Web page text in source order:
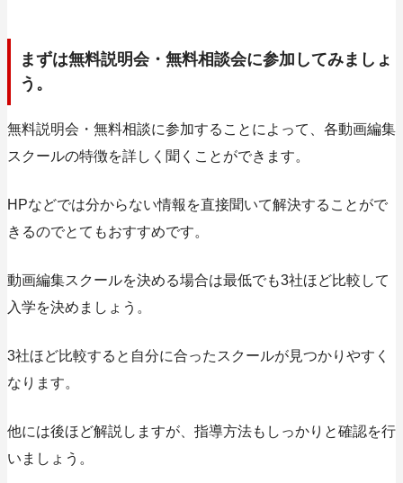
まずは無料説明会・無料相談会に参加してみましょ
う。
無料説明会・無料相談に参加することによって、各動画編集
スクールの特徴を詳しく聞くことができます。
HPなどでは分からない情報を直接聞いて解決することがで
きるのでとてもおすすめです。
動画編集スクールを決める場合は最低でも3社ほど比較して
入学を決めましょう。
3社ほど比較すると自分に合ったスクールが見つかりやすく
なります。
他には後ほど解説しますが、指導方法もしっかりと確認を行
いましょう。